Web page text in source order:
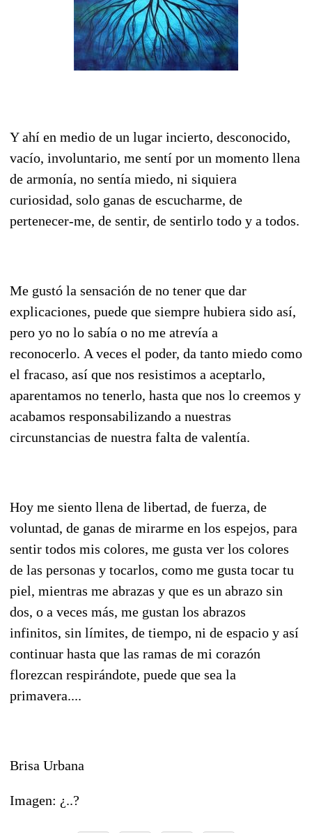
Y ahí en medio de un lugar incierto, desconocido,
vacío, involuntario, me sentí por un momento llena
de armonía, no sentía miedo, ni siquiera
curiosidad, solo ganas de escucharme, de
pertenecer-me, de sentir, de sentirlo todo y a todos.
Me gustó la sensación de no tener que dar
explicaciones, puede que siempre hubiera sido así,
pero yo no lo sabía o no me atrevía a
reconocerlo. A veces el poder, da tanto miedo como
el fracaso, así que nos resistimos a aceptarlo,
aparentamos no tenerlo, hasta que nos lo creemos y
acabamos responsabilizando a nuestras
circunstancias de nuestra falta de valentía.
Hoy me siento llena de libertad, de fuerza, de
voluntad, de ganas de mirarme en los espejos, para
sentir todos mis colores, me gusta ver los colores
de las personas y tocarlos, como me gusta tocar tu
piel, mientras me abrazas y que es un abrazo sin
dos, o a veces más, me gustan los abrazos
infinitos, sin límites, de tiempo, ni de espacio y así
continuar hasta que las ramas de mi corazón
florezcan respirándote, puede que sea la
primavera....
Brisa Urbana
Imagen: ¿..?